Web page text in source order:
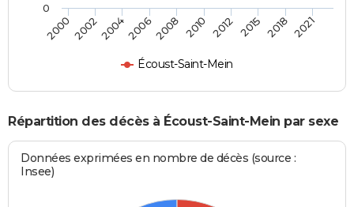
Écoust-Saint-Mein
20002002200420062008 2010 2012 2015 2018 2021
0
Répartition des décès à Écoust-Saint-Mein par sexe
Données exprimées en nombre de décès (source :
Insee)